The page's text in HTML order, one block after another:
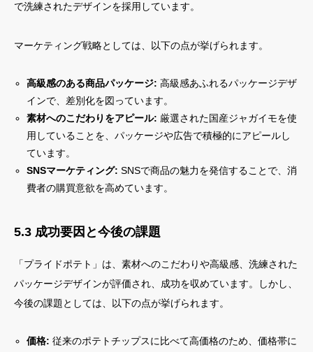
で洗練されたデザインを採用しています。
マーケティング戦略としては、以下の点が挙げられます。
高級感のある商品パッケージ: 高級感あふれるパッケージデザ
インで、差別化を図っています。
素材へのこだわりをアピール: 厳選された国産ジャガイモを使
用していることを、パッケージや広告で積極的にアピールし
ています。
SNSマーケティング: SNSで商品の魅力を発信することで、消
費者の購買意欲を高めています。
5.3 成功要因と今後の課題
「プライドポテト」は、素材へのこだわりや高級感、洗練された
パッケージデザインが評価され、成功を収めています。しかし、
今後の課題としては、以下の点が挙げられます。
価格: 従来のポテトチップスに比べて高価格のため、価格帯に